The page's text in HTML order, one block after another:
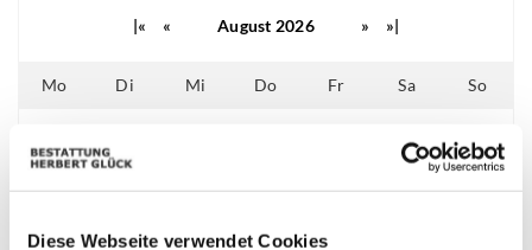
Diese Webseite verwendet Cookies
|« « August 2026 » »|
Mo Di Mi Do Fr Sa So
01 02
03 04 05 06 07 08 09